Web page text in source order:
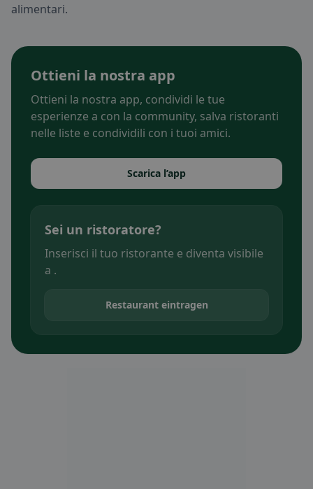
alimentari.
Ottieni la nostra app
Ottieni la nostra app, condividi le tue
esperienze a con la community, salva ristoranti
nelle liste e condividili con i tuoi amici.
Scarica l’app
Sei un ristoratore?
Inserisci il tuo ristorante e diventa visibile
a .
Restaurant eintragen